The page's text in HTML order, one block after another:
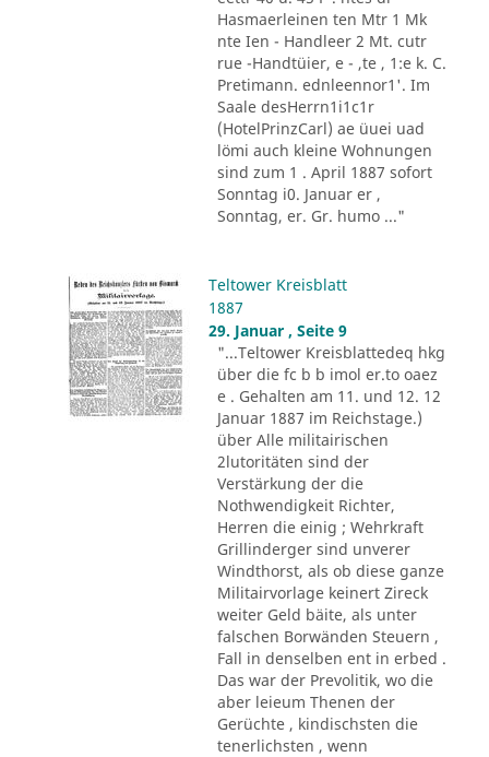
Hasmaerleinen ten Mtr 1 Mk
nte Ien - Handleer 2 Mt. cutr
rue -Handtüier, e - ,te , 1:e k. C.
Pretimann. ednleennor1'. Im
Saale desHerrn1i1c1r
(HotelPrinzCarl) ae üuei uad
lömi auch kleine Wohnungen
sind zum 1 . April 1887 sofort
Sonntag i0. Januar er ,
Sonntag, er. Gr. humo ..."
Teltower Kreisblatt
1887
29. Januar , Seite 9
"...Teltower Kreisblattedeq hkg
über die fc b b imol er.to oaez
e . Gehalten am 11. und 12. 12
Januar 1887 im Reichstage.)
über Alle militairischen
2lutoritäten sind der
Verstärkung der die
Nothwendigkeit Richter,
Herren die einig ; Wehrkraft
Grillinderger sind unverer
Windthorst, als ob diese ganze
Militairvorlage keinert Zireck
weiter Geld bäite, als unter
falschen Borwänden Steuern ,
Fall in denselben ent in erbed .
Das war der Prevolitik, wo die
aber leieum Thenen der
Gerüchte , kindischsten die
tenerlichsten , wenn